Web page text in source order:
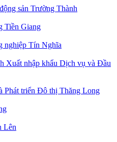
sản Trường Thành
Tiền Giang
nghiệp Tín Nghĩa
Xuất nhập khẩu Dịch vụ và Đầu
Phát triển Đô thị Thăng Long
Lên